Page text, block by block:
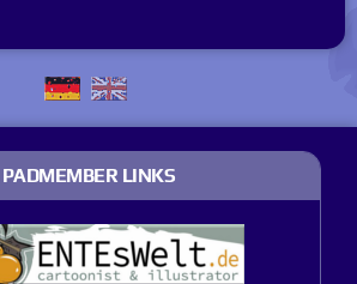
PADMEMBER LINKS